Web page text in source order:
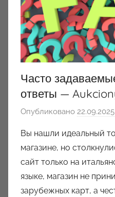
Часто
ответы —
Опубликовано 22.09.2025
Вы нашли идеальный
магазине, но
сайт только на
языке, магазин не
зарубежных карт, а